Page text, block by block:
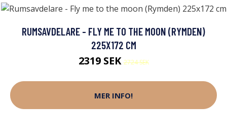
RUMSAVDELARE - FLY ME TO THE MOON (RYMDEN)
225X172 CM
2319 SEK2724 SEK
MER INFO!